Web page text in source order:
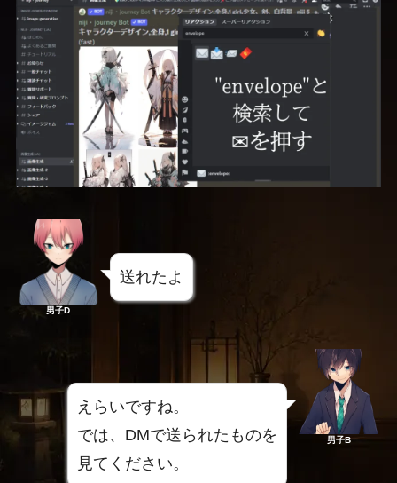
男子D
送れたよ
えらいですね。
では、DMで送られたものを
見てください。
男子B